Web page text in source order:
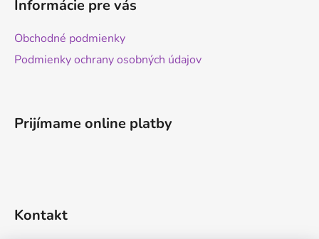
Informácie pre vás
Obchodné podmienky
Podmienky ochrany osobných údajov
Prijímame online platby
Kontakt